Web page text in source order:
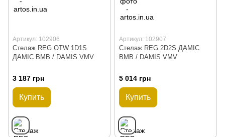
Артикул: 102906
Стелаж REG OTW 1D1S
ДАМІС ВМВ / DAMIS VMV
3 187 грн
Купить
Артикул: 102907
Стелаж REG 2D2S ДАМIС
ВМВ / DAMIS VMV
5 014 грн
Купить